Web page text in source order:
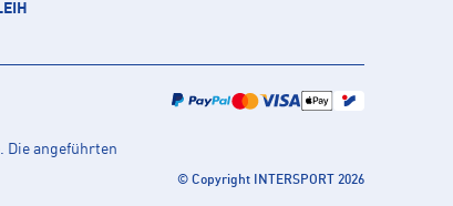
Die angeführten
© Copyright INTERSPORT 2026